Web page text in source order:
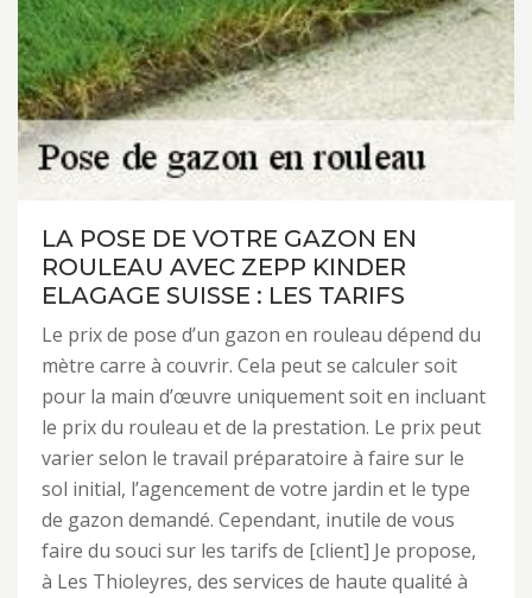
LA POSE DE VOTRE GAZON EN
ROULEAU AVEC ZEPP KINDER
ELAGAGE SUISSE : LES TARIFS
Le prix de pose d’un gazon en rouleau dépend du
mètre carre à couvrir. Cela peut se calculer soit
pour la main d’œuvre uniquement soit en incluant
le prix du rouleau et de la prestation. Le prix peut
varier selon le travail préparatoire à faire sur le
sol initial, l’agencement de votre jardin et le type
de gazon demandé. Cependant, inutile de vous
faire du souci sur les tarifs de [client] Je propose,
à Les Thioleyres, des services de haute qualité à